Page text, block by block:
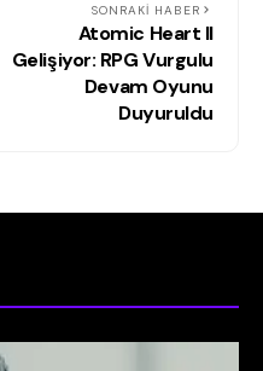
SONRAKI HABER
Atomic Heart II
Gelişiyor: RPG Vurgulu
Devam Oyunu
Duyuruldu